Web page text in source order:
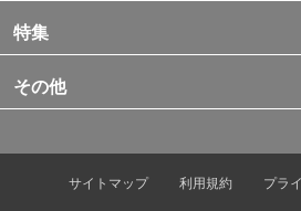
特集
その他
サイトマップ 利用規約
プラ